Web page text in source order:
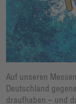
Auf unseren
Deutschland
draufhaben – und